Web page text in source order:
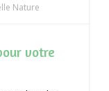
Nature
votre